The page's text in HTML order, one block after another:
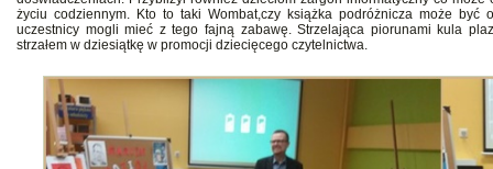
życiu codziennym. Kto to taki Wombat,czy książka podróżnicza może
uczestnicy mogli mieć z tego fajną zabawę. Strzelająca piorunami kula
strzałem w dziesiątkę w promocji dziecięcego czytelnictwa.